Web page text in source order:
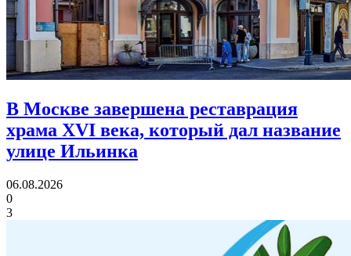
В Москве завершена реставрация
храма XVI века, который дал название
улице Ильинка
06.08.2026
0
3